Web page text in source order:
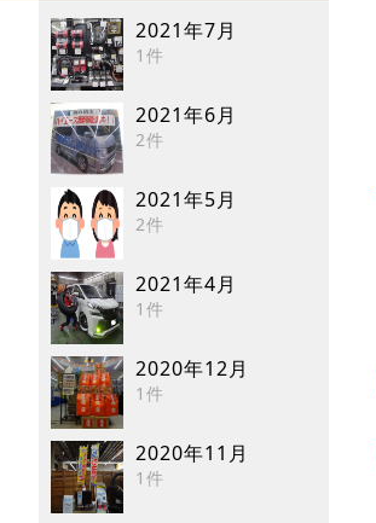
2021年7月
1件
2021年6月
2件
2021年5月
2件
2021年4月
1件
2020年12月
1件
2020年11月
1件